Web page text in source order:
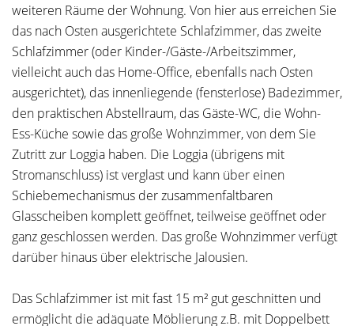
weiteren Räume der Wohnung. Von hier aus erreichen Sie
das nach Osten ausgerichtete Schlafzimmer, das zweite
Schlafzimmer (oder Kinder-/Gäste-/Arbeitszimmer,
vielleicht auch das Home-Office, ebenfalls nach Osten
ausgerichtet), das innenliegende (fensterlose) Badezimmer,
den praktischen Abstellraum, das Gäste-WC, die Wohn-
Ess-Küche sowie das große Wohnzimmer, von dem Sie
Zutritt zur Loggia haben. Die Loggia (übrigens mit
Stromanschluss) ist verglast und kann über einen
Schiebemechanismus der zusammenfaltbaren
Glasscheiben komplett geöffnet, teilweise geöffnet oder
ganz geschlossen werden. Das große Wohnzimmer verfügt
darüber hinaus über elektrische Jalousien.
Das Schlafzimmer ist mit fast 15 m² gut geschnitten und
ermöglicht die adäquate Möblierung z.B. mit Doppelbett